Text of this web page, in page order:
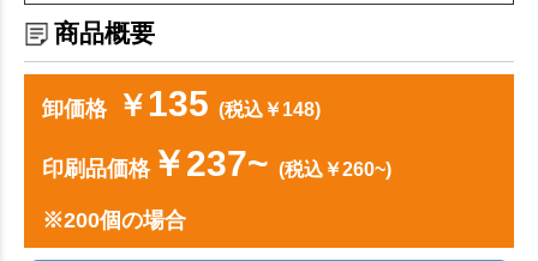
商品概要
卸価格 ￥135 (税込￥148)
印刷品価格￥237~ (税込￥260~)
※200個の場合